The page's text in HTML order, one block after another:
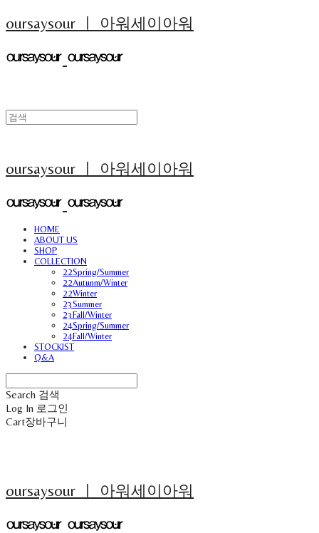
oursaysour ㅣ 아워세이아워
oursaysour ㅣ 아워세이아워
HOME
ABOUT US
SHOP
COLLECTION
22Spring/Summer
22Autunm/Winter
22Winter
23Summer
23Fall/Winter
24Spring/Summer
24Fall/Winter
STOCKIST
Q&A
Search 검색
Log In 로그인
Cart장바구니
oursaysour ㅣ 아워세이아워